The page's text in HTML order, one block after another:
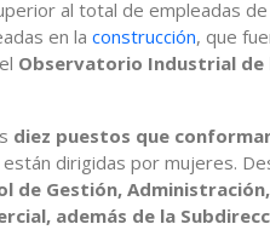
al total de empleadas
en la construcción, que
Observatorio Industrial de
diez puestos que
dirigidas por mujeres.
de Gestión,
además de la